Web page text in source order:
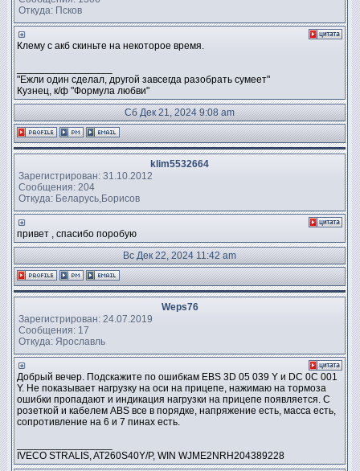
Откуда: Псков
Клему с акб скиньте на некоторое время.
"Ежли один сделал, другой завсегда разобрать сумеет"
Кузнец, к/ф "Формула любви"
Сб Дек 21, 2024 9:08 am
klim5532664
Зарегистрирован: 31.10.2012
Сообщения: 204
Откуда: Беларусь,Борисов
привет , спасибо поробую
Вс Дек 22, 2024 11:42 am
Weps76
Зарегистрирован: 24.07.2019
Сообщения: 17
Откуда: Ярославль
Добрый вечер. Подскажите по ошибкам EBS 3D 05 039 Y и DC 0C 001
Y. Не показывает нагрузку на оси на прицепе, нажимаю на тормоза
ошибки пропадают и индикация нагрузки на прицепе появляется. С
розеткой и кабелем ABS все в порядке, напряжение есть, масса есть,
сопротивление на 6 и 7 пинах есть.
IVECO STRALIS, AT260S40Y/P, WIN WJME2NRH204389228